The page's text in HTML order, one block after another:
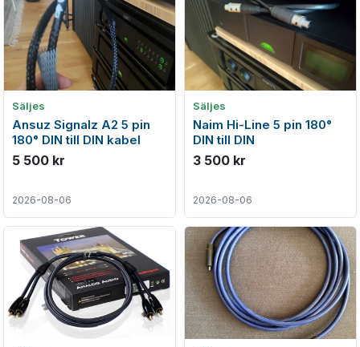
Säljes
Ansuz Signalz A2 5 pin
180° DIN till DIN kabel
5 500 kr
2026-08-06
Säljes
Naim Hi-Line 5 pin 180°
DIN till DIN
3 500 kr
2026-08-06